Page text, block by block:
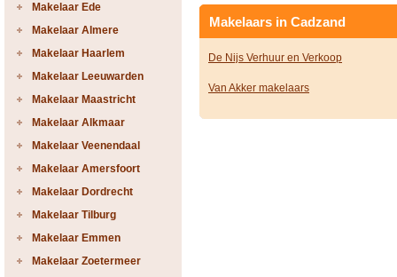
Makelaar Ede
Makelaar Almere
Makelaar Haarlem
Makelaar Leeuwarden
Makelaar Maastricht
Makelaar Alkmaar
Makelaar Veenendaal
Makelaar Amersfoort
Makelaar Dordrecht
Makelaar Tilburg
Makelaar Emmen
Makelaar Zoetermeer
Makelaars in Cadzand
De Nijs Verhuur en Verkoop
Van Akker makelaars